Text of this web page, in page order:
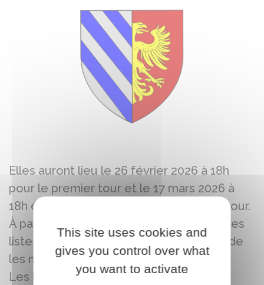
Elles auront lieu le 26 février 2026 à 18h
pour le premier tour et le 17 mars 2026 à
18h éventuellement pour le deuxième tour.
À partir de 2026, les votes seront pour des
listes bloquées. Il ne sera plus possible de
les modifier.
Les limites d'inscription sur les listes
This site uses cookies and
gives you control over what
you want to activate